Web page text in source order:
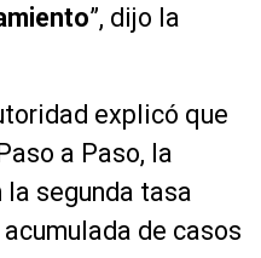
”, dijo la
explicó que
a Paso, la
segunda tasa
de casos